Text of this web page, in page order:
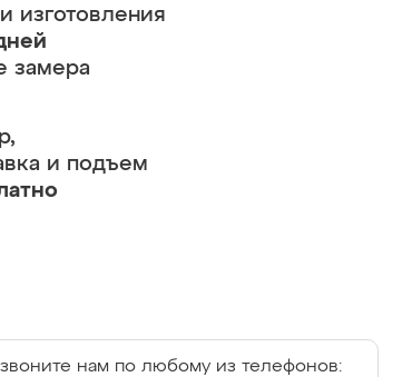
изготовления
замера
и подъем
нам по любому из телефонов: